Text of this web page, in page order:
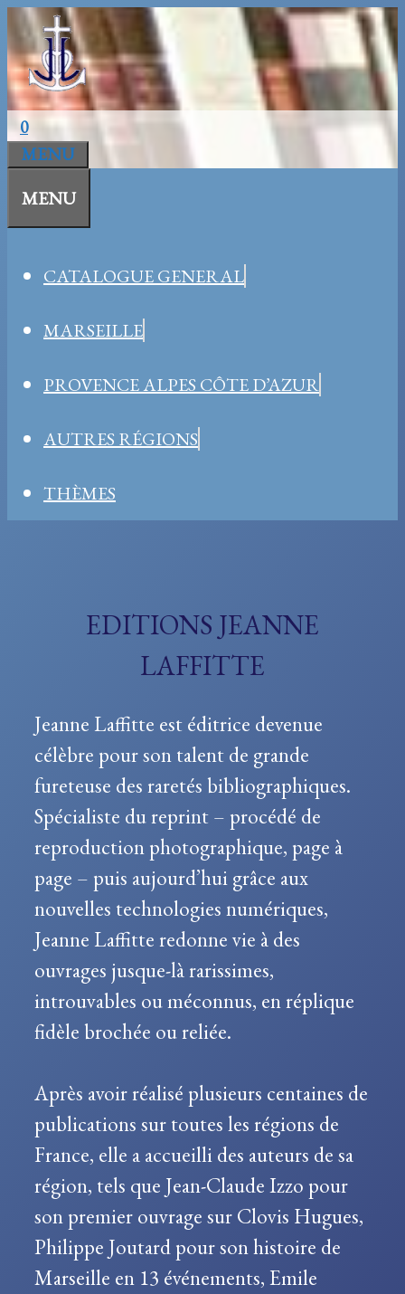
Aller
au
contenu
0
MENU
MENU
CATALOGUE GENERAL
MARSEILLE
PROVENCE ALPES CÔTE D’AZUR
AUTRES RÉGIONS
THÈMES
EDITIONS JEANNE
LAFFITTE
Jeanne Laffitte est éditrice devenue
célèbre pour son talent de grande
fureteuse des raretés bibliographiques.
Spécialiste du reprint – procédé de
reproduction photographique, page à
page – puis aujourd’hui grâce aux
nouvelles technologies numériques,
Jeanne Laffitte redonne vie à des
ouvrages jusque-là rarissimes,
introuvables ou méconnus, en réplique
fidèle brochée ou reliée.
Après avoir réalisé plusieurs centaines de
publications sur toutes les régions de
France, elle a accueilli des auteurs de sa
région, tels que Jean-Claude Izzo pour
son premier ouvrage sur Clovis Hugues,
Philippe Joutard pour son histoire de
Marseille en 13 événements, Emile